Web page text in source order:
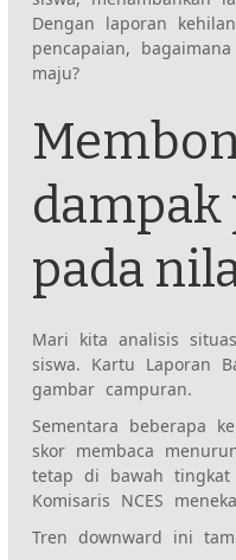
Dengan laporan
pencapaian,
maju?
pada
Mari kita analisis
siswa. Kartu Laporan
gambar campuran.
Sementara beberapa
skor membaca
tetap di bawah tingkat
Komisaris NCES
Tren downward ini